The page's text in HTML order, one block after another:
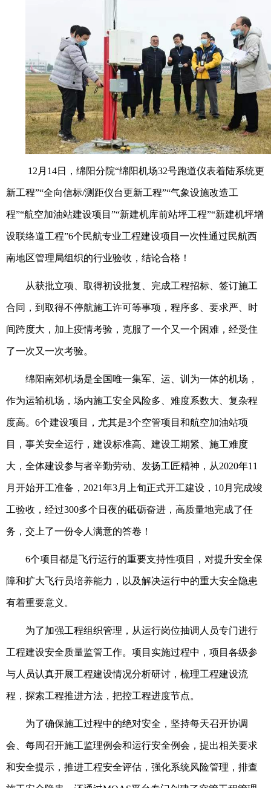
12月14日，绵阳分院“绵阳机场32号跑道仪表着陆系统更
新工程”“全向信标/测距仪台更新工程”“气象设施改造工
程”“航空加油站建设项目”“新建机库前站坪工程”“新建机坪增
设联络道工程”6个民航专业工程建设项目一次性通过民航西
南地区管理局组织的行业验收，结论合格！
从获批立项、取得初设批复、完成工程招标、签订施工
合同，到取得不停航施工许可等事项，程序多、要求严、时
间跨度大，加上疫情考验，克服了一个又一个困难，经受住
了一次又一次考验。
绵阳南郊机场是全国唯一集军、运、训为一体的机场，
作为运输机场，场内施工安全风险多、难度系数大、复杂程
度高。6个建设项目，尤其是3个空管项目和航空加油站项
目，事关安全运行，建设标准高、建设工期紧、施工难度
大，全体建设参与者辛勤劳动、发扬工匠精神，从2020年11
月开始开工准备，2021年3月上旬正式开工建设，10月完成竣
工验收，经过300多个日夜的砥砺奋进，高质量地完成了任
务，交上了一份令人满意的答卷！
6个项目都是飞行运行的重要支持性项目，对提升安全保
障和扩大飞行员培养能力，以及解决运行中的重大安全隐患
有着重要意义。
为了加强工程组织管理，从运行岗位抽调人员专门进行
工程建设安全质量监管工作。项目实施过程中，项目各级参
与人员认真开展工程建设情况分析研讨，梳理工程建设流
程，探索工程推进方法，把控工程进度节点。
为了确保施工过程中的绝对安全，坚持每天召开协调
会、每周召开施工监理例会和运行安全例会，提出相关要求
和安全提示，推进工程安全评估，强化系统风险管理，排查